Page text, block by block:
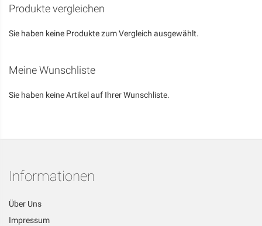
Produkte vergleichen
Sie haben keine Produkte zum Vergleich ausgewählt.
Meine Wunschliste
Sie haben keine Artikel auf Ihrer Wunschliste.
Informationen
Über Uns
Impressum